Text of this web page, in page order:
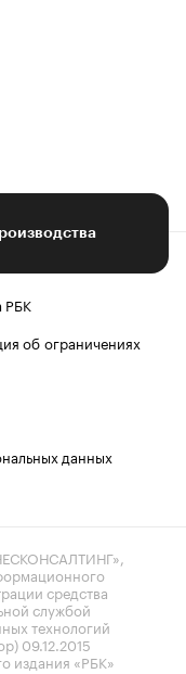
РБК
об ограничениях
данных
средства
службой
технологий
09.12.2015
издания «РБК»